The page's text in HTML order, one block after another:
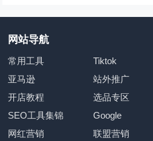
网站导航
常用工具 Tiktok
亚马逊
站外推广
开店教程
选品专区
SEO工具集锦
Google
网红营销
联盟营销